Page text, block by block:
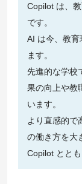
Copilot は、
です。
AI は今、教
ます。
先進的な学校
果の向上や教
います。
より直感的で
の働き方を大
Copilot とと